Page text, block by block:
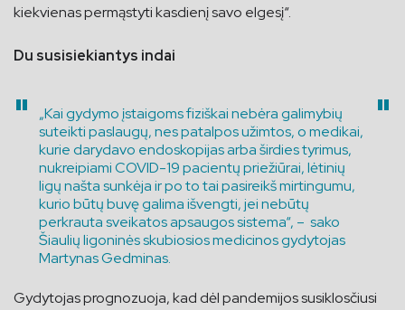
kiekvienas permąstyti kasdienį savo elgesį“.
Du susisiekiantys indai
„Kai gydymo įstaigoms fiziškai nebėra galimybių
suteikti paslaugų, nes patalpos užimtos, o medikai,
kurie darydavo endoskopijas arba širdies tyrimus,
nukreipiami COVID-19 pacientų priežiūrai, lėtinių
ligų našta sunkėja ir po to tai pasireikš mirtingumu,
kurio būtų buvę galima išvengti, jei nebūtų
perkrauta sveikatos apsaugos sistema“, – sako
Šiaulių ligoninės skubiosios medicinos gydytojas
Martynas Gedminas.
Gydytojas prognozuoja, kad dėl pandemijos susiklosčiusi